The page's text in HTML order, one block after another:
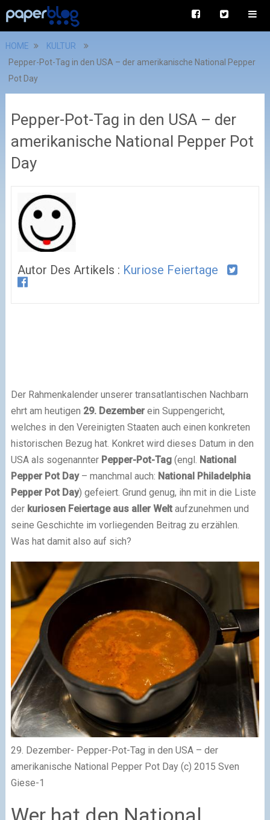
HOME
KULTUR
Pepper-Pot-Tag in den USA – der amerikanische National Pepper
Pot Day
Pepper-Pot-Tag in den USA – der
amerikanische National Pepper Pot
Day
Autor Des Artikels : Kuriose Feiertage
Der Rahmenkalender unserer transatlantischen Nachbarn
ehrt am heutigen 29. Dezemberein Suppengericht,
welches in den Vereinigten Staaten auch einen konkreten
historischen Bezug hat. Konkret wird dieses Datum in den
USA als sogenannter Pepper-Pot-Tag(engl. National
Pepper Pot Day – manchmal auch: National Philadelphia
Pepper Pot Day) gefeiert. Grund genug, ihn mit in die Liste
der kuriosen Feiertage aus aller Weltaufzunehmen und
seine Geschichte im vorliegenden Beitrag zu erzählen.
Was hat damit also auf sich?
29. Dezember- Pepper-Pot-Tag in den USA – der
amerikanische National Pepper Pot Day (c) 2015 Sven
Giese-1